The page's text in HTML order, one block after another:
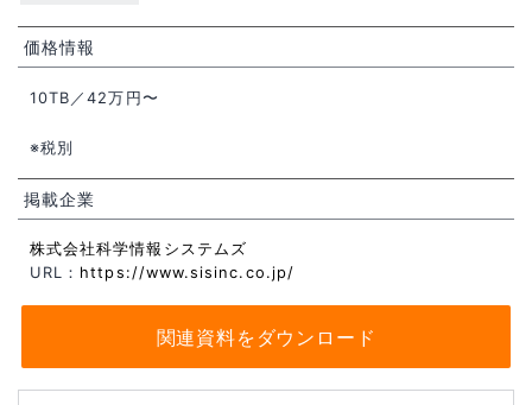
価格情報
10TB／42万円〜
※税別
掲載企業
株式会社科学情報システムズ
URL： https://www.sisinc.co.jp/
関連資料をダウンロード